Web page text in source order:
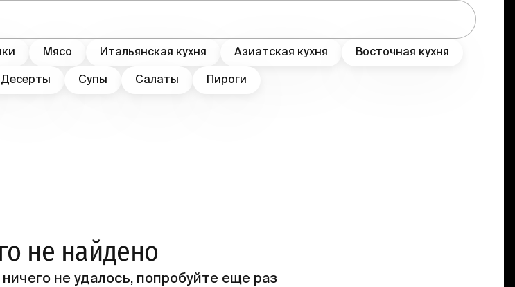
Мясо Итальянская кухня Азиатская кухня Восточная кухня
Десерты Супы Салаты Пироги
не найдено
не удалось, попробуйте еще раз